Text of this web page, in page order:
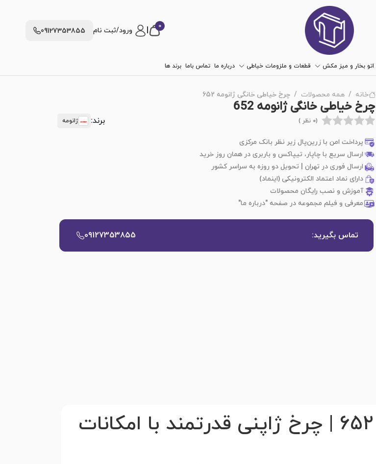
0 ورود/ثبت نام 09127353855
اتو بخار و میز مکش قطعات و ملزومات خیاطی درباره ما تماس باما برند ها
خانه همه محصولات چرخ خیاطی خانگی ژانومه 652
چرخ خیاطی خانگی ژانومه 652
(0 نظر ) برند: ژانومه
پرداخت امن با زرین‌پال زیر نظر بانک مرکزی
ارسال سریع با چاپار، تیپاکس و باربری در همان روز خرید
ارسال فوری در تهران | تحویل دو روزه به سراسر کشور
دارای نماد اعتماد الکترونیکی (اینماد)
آموزش و نصب رایگان محصولات
معرفی و فیلم مجموعه در صفحه "درباره ما"
تماس بگیرید: 09127353855
چرخ خیاطی خانگی ژانومه 652 | چرخ ژاپنی قدرتمند با امکانات